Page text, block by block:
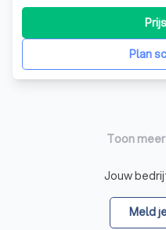
Plan
Toon
Jouw
Meld